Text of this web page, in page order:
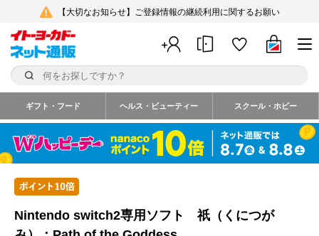
【大切なお知らせ】ご登録情報の継続利用に関するお願い
ギフト・フード ヘルス・ビューティー スクール・ホビー
Nintendo switch2専用ソフト 祇（くにつが